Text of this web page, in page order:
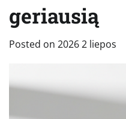
geriausią
Posted on 2026 2 liepos